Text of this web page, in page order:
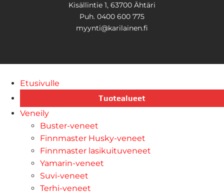
Kisällintie 1, 63700 Ähtäri
Puh. 0400 600 775
myynti@karilainen.fi
Etusivulle
Tuotealueet
Veneily
Buster-veneet
Finnmaster Husky-veneet
Finnmaster lasikuituveneet
Yamarin-veneet
Suvi-veneet
Terhi-veneet